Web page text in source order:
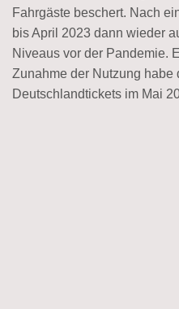
Fahrgäste beschert. Nach
bis April 2023 dann wieder
Niveaus vor der Pandemie.
Zunahme der Nutzung
Deutschlandtickets im Mai